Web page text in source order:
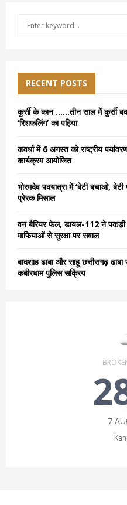
f
r
RECENT POSTS
कुर्सी के कान ……तीन साल में कुर्सी
‘रिशफलिंग’ का पहिया
कवर्धा में 6 अगस्त को राष्ट्रीय
कार्यक्रम आयोजित
भोरमदेव पदयात्रा में ‘बेटी बचाओ,
प्रेरक मिसाल
वन बैरियर फेल, डायल-112 ने पकड़ी
माफियाओं से सुरक्षा पर सवाल
बादशाह ढाबा और साहू छत्तीसगढ़
कबीरधाम पुलिस सक्रिय
7